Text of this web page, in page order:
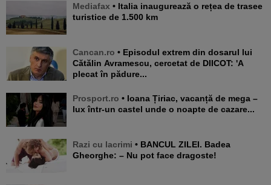
Mediafax • Italia inaugurează o rețea de trasee
turistice de 1.500 km
Cancan.ro • Episodul extrem din dosarul lui
Cătălin Avramescu, cercetat de DIICOT: 'A
plecat în pădure...
Prosport.ro • Ioana Țiriac, vacanță de mega –
lux într-un castel unde o noapte de cazare...
Razi cu lacrimi • BANCUL ZILEI. Badea
Gheorghe: – Nu pot face dragoste!